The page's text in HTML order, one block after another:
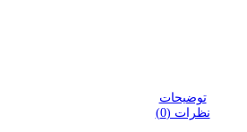
توضیحات
نظرات (0)